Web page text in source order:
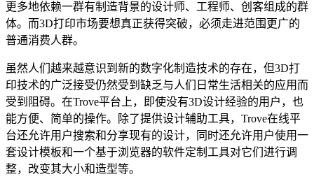
更多地依赖一群有制造背景的设计师、工程师、创客组成的群
体。而3D打印市场要想真正获得突破，必须走进范围更广的
普通消费人群。
虽然人们越来越意识到新的数字化制造技术的存在，但3D打
印技术的广泛接受仍然受到缺乏与人们日常生活相关的应用而
受到阻碍。在Trove平台上，即使没有3D设计经验的用户，也
能方便、简单的操作。除了提供设计辅助工具，Trove在线平
台还允许用户搜索和分享现有的设计，同时还允许用户使用一
套设计模板和一个基于浏览器的软件定制工具对它们进行调
整，改变其大小和造型等。